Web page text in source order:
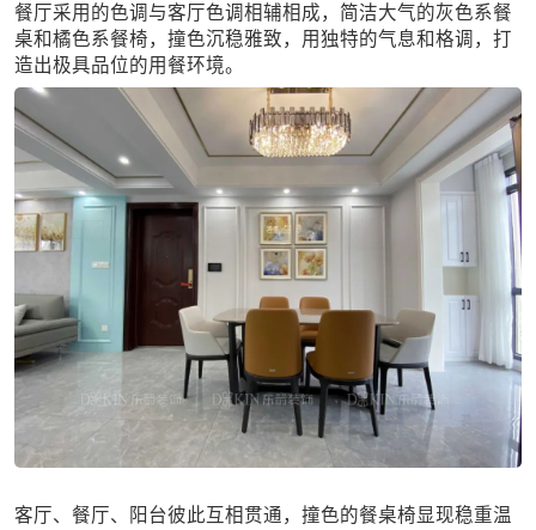
餐厅采用的色调与客厅色调相辅相成，简洁大气的灰色系餐
桌和橘色系餐椅，撞色沉稳雅致，用独特的气息和格调，打
造出极具品位的用餐环境。
客厅、餐厅、阳台彼此互相贯通，撞色的餐桌椅显现稳重温